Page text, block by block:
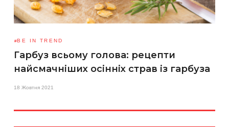
BE IN TREND
Гарбуз всьому голова: рецепти
найсмачніших осінніх страв із гарбуза
18 Жовтня 2021